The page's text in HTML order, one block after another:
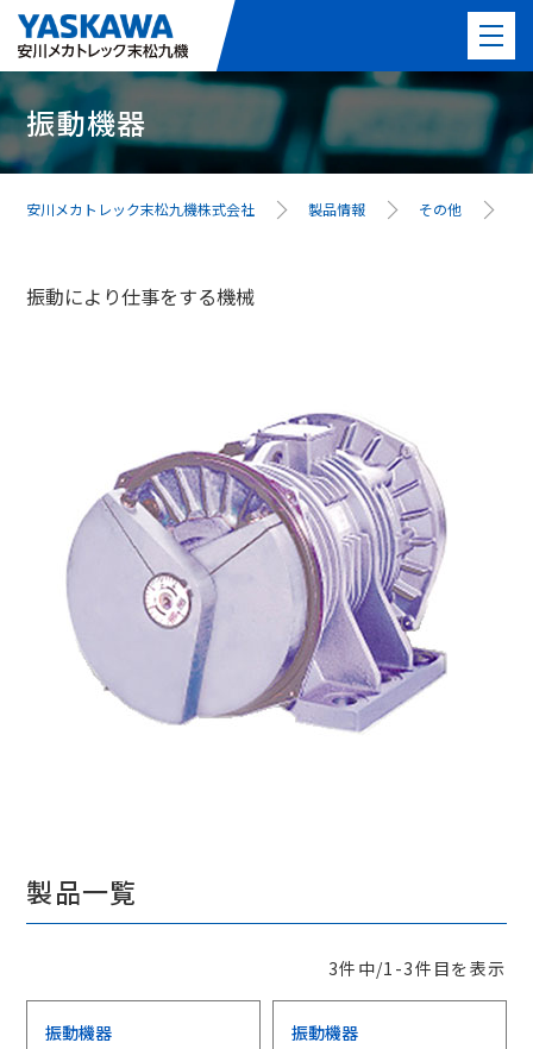
会社案内
採用情報
製品情報
事業紹介
相談窓口
振動機器
安川メカトレック末松九機株式会社 製品情報 その他
振動により仕事をする機械
製品一覧
3件中/1-3件目を表示
振動機器 振動機器